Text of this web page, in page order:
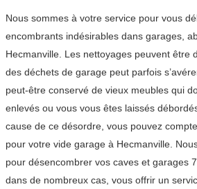
Nous sommes à votre service pour vous
encombrants indésirables dans garages,
Hecmanville. Les nettoyages peuvent être
des déchets de garage peut parfois
peut-être conservé de vieux meubles qui
enlevés ou vous vous êtes laissés
cause de ce désordre, vous pouvez
pour votre vide garage à Hecmanville.
pour désencombrer vos caves et garages
dans de nombreux cas, vous offrir un